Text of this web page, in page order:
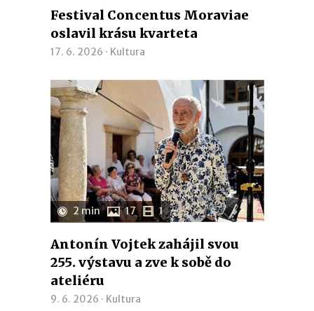
Festival Concentus Moraviae
oslavil krásu kvarteta
17. 6. 2026 · Kultura
2 min 17 1
Antonín Vojtek zahájil svou
255. výstavu a zve k sobě do
ateliéru
9. 6. 2026 · Kultura